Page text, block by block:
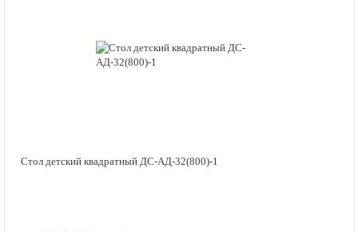
Стол детский квадратный ДС-АД-32(800)-1